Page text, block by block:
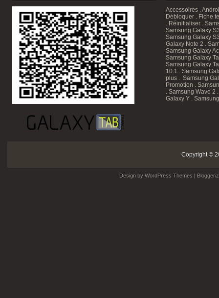
Accessoires.
Débloquer. Fiche
. Réinitialiser.
Samsung Galaxy
Samsung Galaxy
Galaxy Note 2 .
Samsung Galaxy
Samsung Galaxy
Samsung Galaxy
10.1 . Samsung
plus . Samsung
Promotion .
. Samsung Wave 2
Galaxy Y .
Copyright ©
Design by WordPress Themes |